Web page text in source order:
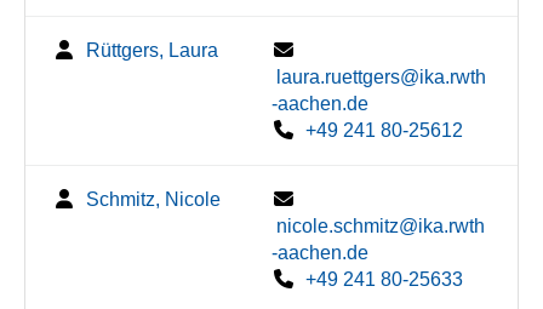
Rüttgers, Laura
laura.ruettgers@ika.rwth
-aachen.de
+49 241 80-25612
Schmitz, Nicole
nicole.schmitz@ika.rwth
-aachen.de
+49 241 80-25633